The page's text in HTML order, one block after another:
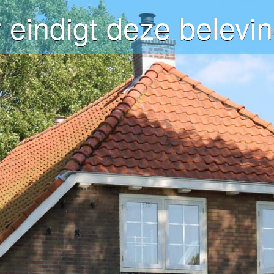
eindigt deze